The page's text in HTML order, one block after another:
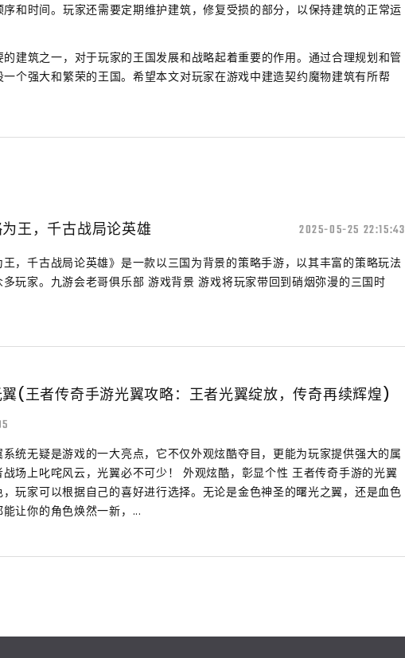
和时间。玩家还需要定期维护建筑，修复受损的部分，以保持建筑的正常运
建筑之一，对于玩家的王国发展和战略起着重要的作用。通过合理规划和管
个强大和繁荣的王国。希望本文对玩家在游戏中建造契约魔物建筑有所帮
王，千古战局论英雄 2025-05-25 22:15:43
王，千古战局论英雄》是一款以三国为背景的策略手游，以其丰富的策略玩法
玩家。九游会老哥俱乐部 游戏背景 游戏将玩家带回到硝烟弥漫的三国时
(王者传奇手游光翼攻略：王者光翼绽放，传奇再续辉煌)
统无疑是游戏的一大亮点，它不仅外观炫酷夺目，更能为玩家提供强大的属
场上叱咤风云，光翼必不可少！ 外观炫酷，彰显个性 王者传奇手游的光翼
玩家可以根据自己的喜好进行选择。无论是金色神圣的曙光之翼，还是血色
让你的角色焕然一新，...